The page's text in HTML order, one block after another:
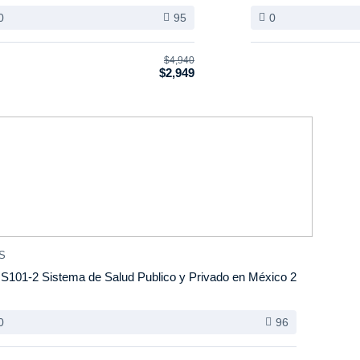
95
$4,940
$2,949
0
2 Sistema de Salud Publico y Privado en México 2
96